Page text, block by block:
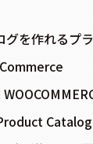
グを作れるプ
Catalog